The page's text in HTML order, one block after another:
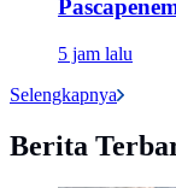
5 jam lalu
Selengkapnya
Berita